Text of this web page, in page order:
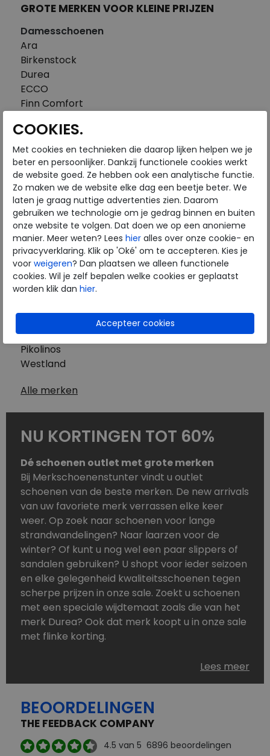
GROTE MERKEN VOOR KLEINE PRIJZEN
Damesschoenen
Ara
Birkenstock
Durea
ECCO
Finn Comfort
Gabor
Piedi Nudi
Pikolinos
Solidus
Think
Waldlaufer
Westland
Wolky
Herenschoenen
Australian
Birkenstock
Clarks
Mephisto
Pikolinos
Westland
Alle merken
NU KORTINGEN TOT 60%
Dé schoenen outlet met grote merken
Bij Merkschoenenstunter vindt u outlet
schoenen van de beste merken. De new arrivals
van uw favoriete merk verrassen elke keer
weer. Op zoek naar schoenen voor lange
strandwandelingen? Naar laarzen voor de
winter? Of kunt u nog wel een paar slippers of
sandalen gebruiken? U shopt voor ieder seizoen
en elke gelegenheid kwaliteitsschoenen tegen
scherpe prijzen in onze sale. Zoekt u schoenen
met een speciale wijdtemaat zoals die van het
merk Durea? Ook dat merk koopt u in onze sale
met flinke korting.
Schoenen heeft u nooit genoeg. Goedkope
schoenen, maar dus wel van topmerken,
aanbod is zo compleet dat u altijd wel een
passend paar vindt.
Welke schoenmerken vindt u in onze online
Lees meer
BEOORDELINGEN
THE FEEDBACK COMPANY
4.5 van 5 6896 beoordelingen
COOKIES.
Met cookies en technieken die daarop lijken helpen we je
beter en persoonlijker. Dankzij functionele cookies werkt
de website goed. Ze hebben ook een analytische functie.
Zo maken we de website elke dag een beetje beter. We
laten je graag nuttige advertenties zien. Daarom
gebruiken we technologie om je gedrag binnen en buiten
onze website te volgen. Dat doen we op een anonieme
manier. Meer weten? Lees hier alles over onze cookie- en
privacyverklaring. Klik op 'Oké' om te accepteren. Kies je
voor weigeren? Dan plaatsen we alleen functionele
cookies. Wil je zelf bepalen welke cookies er geplaatst
worden klik dan hier.